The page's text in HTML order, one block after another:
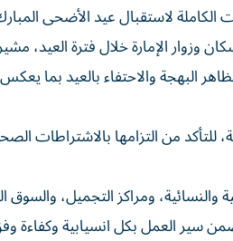
لاستقبال عيد الأضحى
الإمارة خلال فترة العيد،
البهجة والاحتفاء بالعيد بما يعكس
من المنشآت الغذائية والصحية، للتأكد من التزامها بالاشتراطات
والنسائية، ومراكز التجميل، والسوق
سير العمل بكل انسيابية وكفاءة